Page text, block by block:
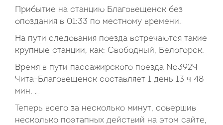
Прибытие на станцию Благовещенск без
опоздания в 01:33 по местному времени.
На пути следования поезда встречаются такие
крупные станции, как: Свободный, Белогорск.
Время в пути пассажирского поезда №392Ч
Чита-Благовещенск составляет 1 день 13 ч 48
мин. .
Теперь всего за несколько минут, совершив
несколько поэтапных действий на этом сайте,